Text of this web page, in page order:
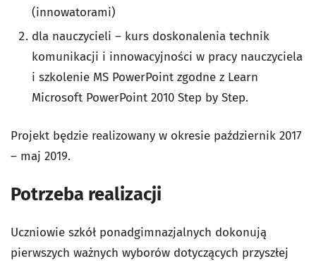
(innowatorami)
dla nauczycieli – kurs doskonalenia technik
komunikacji i innowacyjności w pracy nauczyciela
i szkolenie MS PowerPoint zgodne z Learn
Microsoft PowerPoint 2010 Step by Step.
Projekt będzie realizowany w okresie październik 2017
– maj 2019.
Potrzeba realizacji
Uczniowie szkół ponadgimnazjalnych dokonują
pierwszych ważnych wyborów dotyczących przyszłej